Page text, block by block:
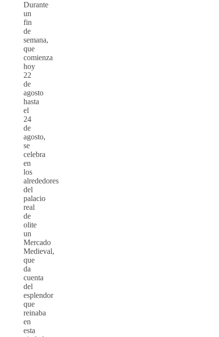
Durante
un
fin
de
semana,
que
comienza
hoy
22
de
agosto
hasta
el
24
de
agosto,
se
celebra
en
los
alrededores
del
palacio
real
de
olite
un
Mercado
Medieval,
que
da
cuenta
del
esplendor
que
reinaba
en
esta